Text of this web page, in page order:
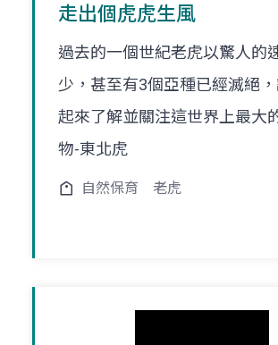
走出個虎虎生風
過去的一個世紀老虎以驚人的
少，甚至有3個亞種已經滅絕
起來了解並關注這世界上最大
物-東北虎
自然保育 老虎